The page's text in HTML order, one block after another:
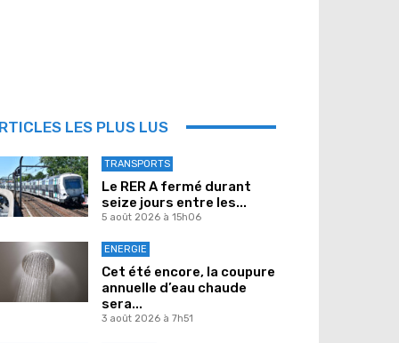
LES PLUS LUS
TRANSPORTS
Le RER A fermé durant
seize jours entre les...
5 août 2026 à 15h06
ENERGIE
Cet été encore, la coupure
annuelle d’eau chaude
sera...
3 août 2026 à 7h51